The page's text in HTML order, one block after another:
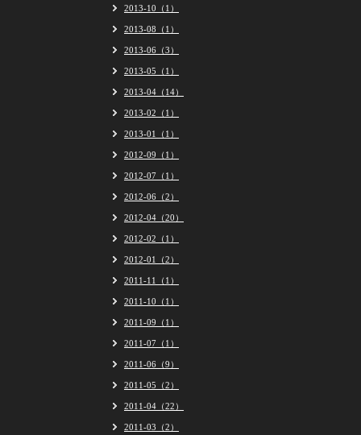
2013-10（1）
2013-08（1）
2013-06（3）
2013-05（1）
2013-04（14）
2013-02（1）
2013-01（1）
2012-09（1）
2012-07（1）
2012-06（2）
2012-04（20）
2012-02（1）
2012-01（2）
2011-11（1）
2011-10（1）
2011-09（1）
2011-07（1）
2011-06（9）
2011-05（2）
2011-04（22）
2011-03（2）